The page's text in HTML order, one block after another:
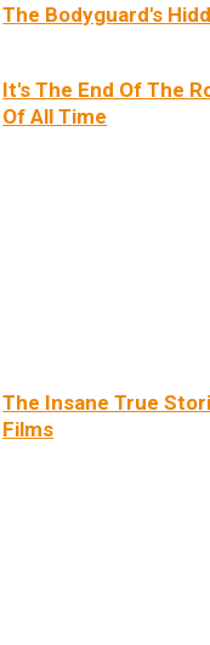
The Bodyguard's
It's The End Of The
Of All Time
The Insane True
Films